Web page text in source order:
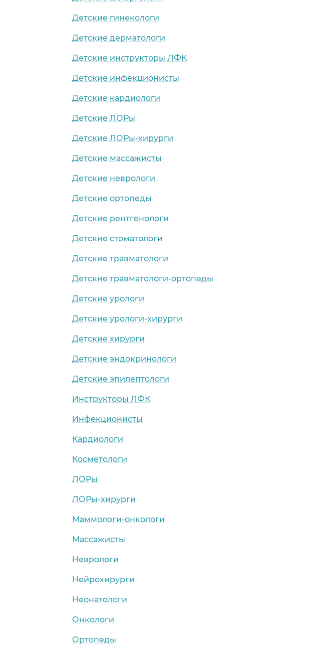
Детские гинекологи
Детские дерматологи
Детские инструкторы ЛФК
Детские инфекционисты
Детские кардиологи
Детские ЛОРы
Детские ЛОРы-хирурги
Детские массажисты
Детские неврологи
Детские ортопеды
Детские рентгенологи
Детские стоматологи
Детские травматологи
Детские травматологи-ортопеды
Детские урологи
Детские урологи-хирурги
Детские хирурги
Детские эндокринологи
Детские эпилептологи
Инструкторы ЛФК
Инфекционисты
Кардиологи
Косметологи
ЛОРы
ЛОРы-хирурги
Маммологи-онкологи
Массажисты
Неврологи
Нейрохирурги
Неонатологи
Онкологи
Ортопеды